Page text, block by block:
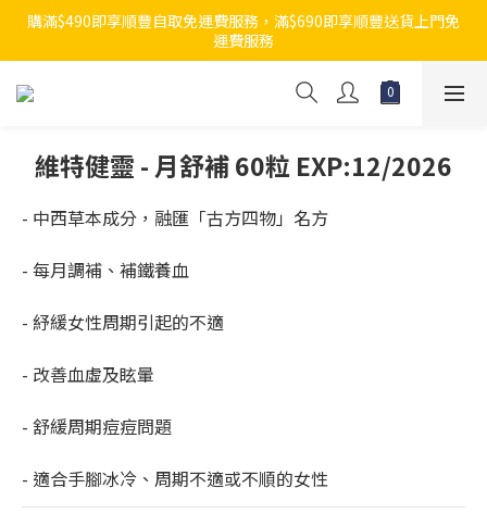
購滿$490即享順豐自取免運費服務，滿$690即享順豐送貨上門免
運費服務
維特健靈 - 月舒補 60粒 EXP:12/2026
- 中西草本成分，融匯「古方四物」名方
- 每月調補、補鐵養血
- 紓緩女性周期引起的不適
- 改善血虛及眩暈
- 舒緩周期痘痘問題
- 適合手腳冰冷、周期不適或不順的女性